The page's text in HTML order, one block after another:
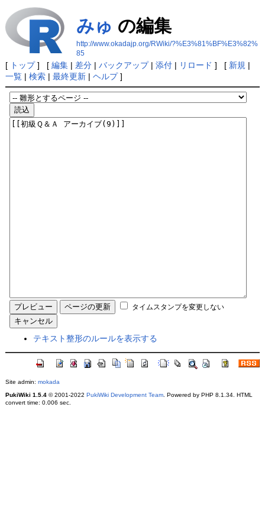
みゅ の編集
http://www.okadajp.org/RWiki/?%E3%81%BF%E3%82%
85
[ トップ] [ 編集| 差分| バックアップ| 添付| リロード ] [ 新規 |
一覧| 検索| 最終更新| ヘルプ]
タイムスタンプを変更しない
テキスト整形のルールを表示する
Site admin: mokada
PukiWiki 1.5.4© 2001-2022 PukiWiki Development Team. Powered by PHP 8.1.34. HTML
convert time: 0.006 sec.